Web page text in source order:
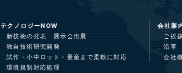
テクノロジーNOW
新技術の発表 展示会出展
独自技術研究開発
試作・小中ロット・量産まで柔軟に対応
環境規制対応処理
会社案
ご挨
沿革
会社